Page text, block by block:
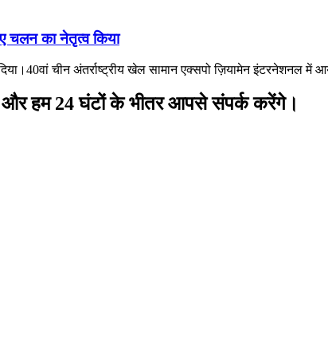
चलन का नेतृत्व किया
चीन अंतर्राष्ट्रीय खेल सामान एक्सपो ज़ियामेन इंटरनेशनल में
और हम 24 घंटों के भीतर आपसे संपर्क करेंगे।